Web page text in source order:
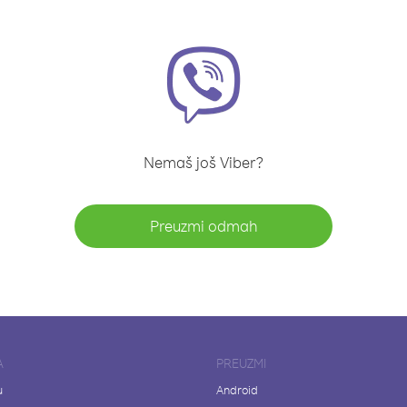
Nemaš još Viber?
Preuzmi odmah
PREUZMI
Android